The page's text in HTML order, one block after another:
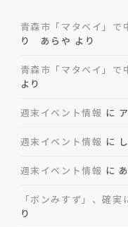
青森市「マタベイ」で
り あらや より
青森市「マタベイ」で
より
週末イベント情報 に
週末イベント情報 に
週末イベント情報 に
「ボンみすず」、確実
り